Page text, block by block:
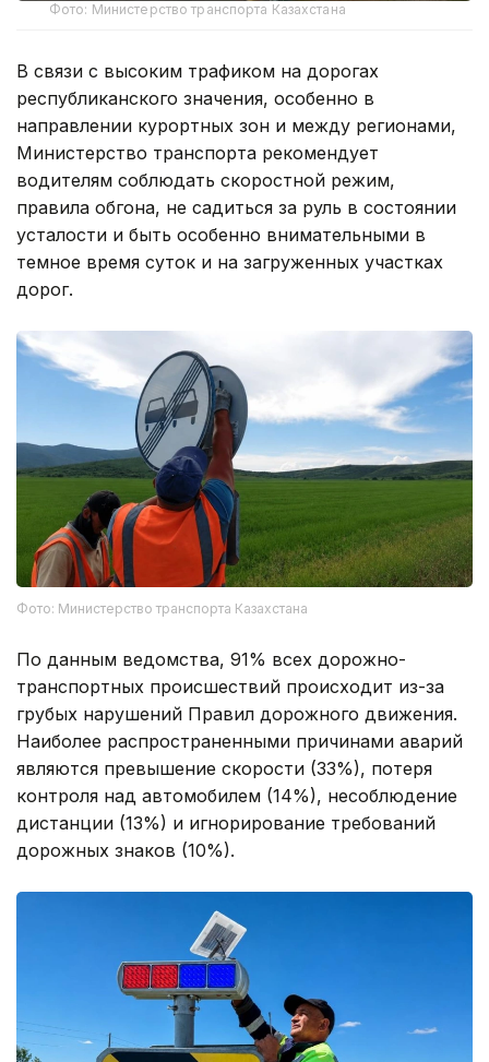
Фото: Министерство транспорта Казахстана
В связи с высоким трафиком на дорогах
республиканского значения, особенно в
направлении курортных зон и между регионами,
Министерство транспорта рекомендует
водителям соблюдать скоростной режим,
правила обгона, не садиться за руль в состоянии
усталости и быть особенно внимательными в
темное время суток и на загруженных участках
дорог.
Фото: Министерство транспорта Казахстана
По данным ведомства, 91% всех дорожно-
транспортных происшествий происходит из-за
грубых нарушений Правил дорожного движения.
Наиболее распространенными причинами аварий
являются превышение скорости (33%), потеря
контроля над автомобилем (14%), несоблюдение
дистанции (13%) и игнорирование требований
дорожных знаков (10%).